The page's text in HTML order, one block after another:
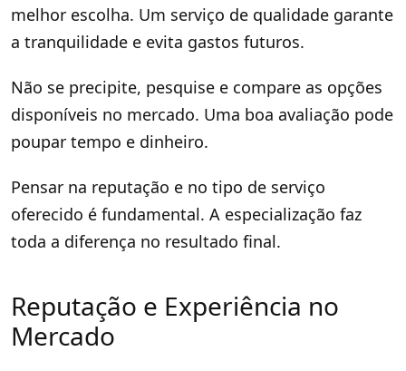
melhor escolha. Um serviço de qualidade garante
a tranquilidade e evita gastos futuros.
Não se precipite, pesquise e compare as opções
disponíveis no mercado. Uma boa avaliação pode
poupar tempo e dinheiro.
Pensar na reputação e no tipo de serviço
oferecido é fundamental. A especialização faz
toda a diferença no resultado final.
Reputação e Experiência no
Mercado